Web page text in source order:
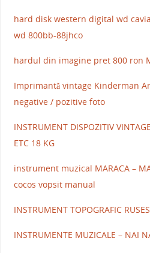
hard disk western digital wd
wd 800bb-88jhco
hardul din imagine pret 800 ron
Imprimantă vintage Kinderman
negative / pozitive foto
INSTRUMENT DISPOZITIV
ETC 18 KG
instrument muzical MARACA –
cocos vopsit manual
INSTRUMENT TOPOGRAFIC
INSTRUMENTE MUZICALE – NAI